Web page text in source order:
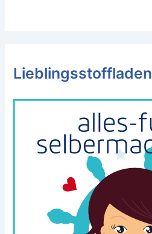
Lieblingsstoffladen